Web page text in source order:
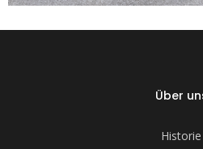
Über
Historie